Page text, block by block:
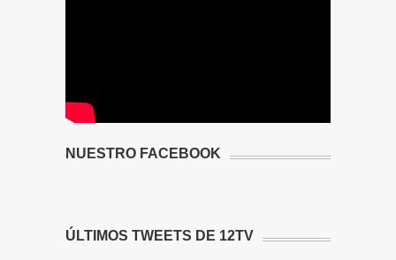
NUESTRO FACEBOOK
ÚLTIMOS TWEETS DE 12TV